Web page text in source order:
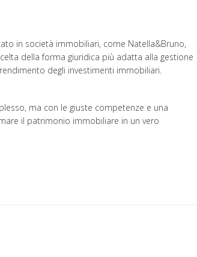
in società immobiliari, come Natella&Bruno,
della forma giuridica più adatta alla gestione
degli investimenti immobiliari.
ma con le giuste competenze e una
il patrimonio immobiliare in un vero